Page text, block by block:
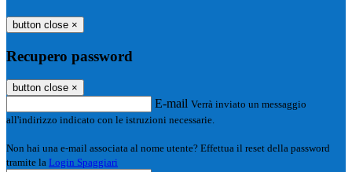
button close ×
Recupero password
button close ×
E-mail Verrà inviato un messaggio
all'indirizzo indicato con le istruzioni necessarie.
Non hai una e-mail associata al nome utente? Effettua il reset della password
tramite la Login Spaggiari